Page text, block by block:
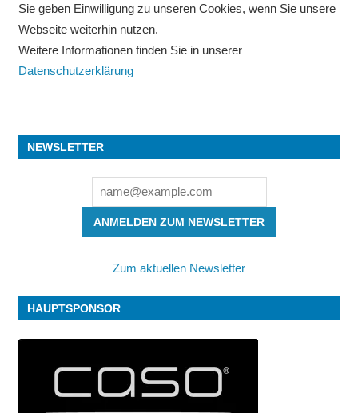
Sie geben Einwilligung zu unseren Cookies, wenn Sie unsere
Webseite weiterhin nutzen.
Weitere Informationen finden Sie in unserer
Datenschutzerklärung
NEWSLETTER
ANMELDEN ZUM NEWSLETTER
Zum aktuellen Newsletter
HAUPTSPONSOR